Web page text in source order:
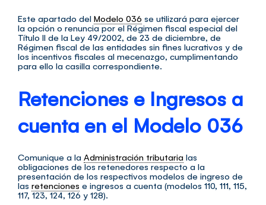
Este apartado del Modelo 036 se utilizará para ejercer
la opción o renuncia por el Régimen fiscal especial del
Título II de la Ley 49/2002, de 23 de diciembre, de
Régimen fiscal de las entidades sin fines lucrativos y de
los incentivos fiscales al mecenazgo, cumplimentando
para ello la casilla correspondiente.
Retenciones e Ingresos a
cuenta en el Modelo 036
Comunique a la Administración tributaria las
obligaciones de los retenedores respecto a la
presentación de los respectivos modelos de ingreso de
las retenciones e ingresos a cuenta (modelos 110, 111, 115,
117, 123, 124, 126 y 128).